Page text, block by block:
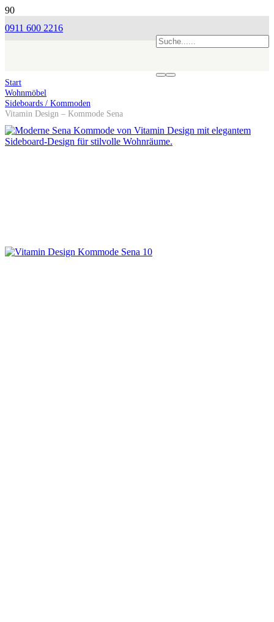
0911 600 2216
Start
Wohnmöbel
Sideboards / Kommoden
Vitamin Design – Kommode Sena